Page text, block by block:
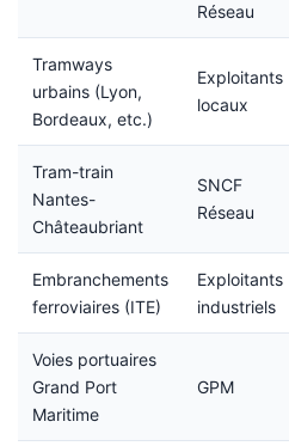
Réseau
Tramways
urbains (Lyon,
Bordeaux, etc.)
Exploitants
locaux
Tram-train
Nantes-
Châteaubriant
SNCF
Réseau
Embranchements
ferroviaires (ITE)
Exploitants
industriels
Voies portuaires
Grand Port
Maritime
GPM